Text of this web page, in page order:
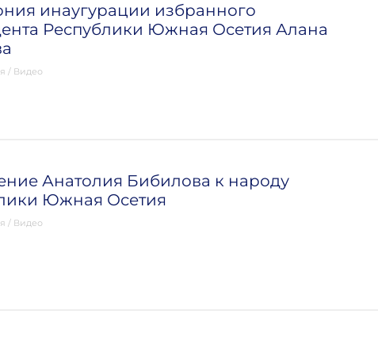
инаугурации избранного
Республики Южная Осетия Алана
/ Видео
Анатолия Бибилова к народу
Южная Осетия
/ Видео